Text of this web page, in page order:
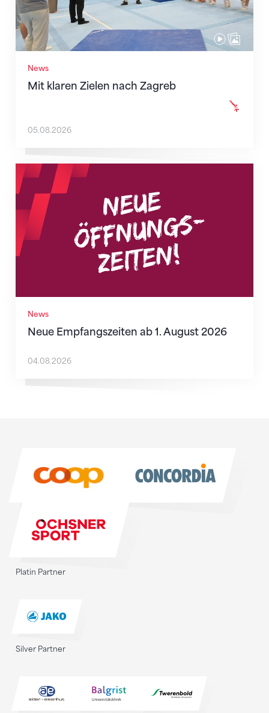
News
Mit klaren Zielen nach Zagreb
05.08.2026
News
Neue Empfangszeiten ab 1. August 2026
Neue Empfangszeiten ab 1. August 2026
04.08.2026
Platin Partner
Silver Partner